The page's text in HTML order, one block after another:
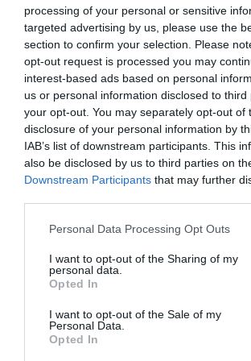
processing of your personal or sensitive
targeted advertising by us, please use the
section to confirm your selection. Please
opt-out request is processed you may
interest-based ads based on personal
us or personal information disclosed to
your opt-out. You may separately opt-out of
disclosure of your personal information by
IAB’s list of downstream participants. This
also be disclosed by us to third parties on
Downstream Participants that may further
Personal Data Processing Opt Outs
I want to opt-out of the Sharing of my
personal data.
Opted In
I want to opt-out of the Sale of my
Personal Data.
Opted In
los facultativos.
El Servicio Andaluz de Salud recibió
total de 13 laboratorios para algunas
formulaciones que se dispensarán en
andaluzas a partir del próximo mes de
resultaron seleccionados 11, de los
firmado cuatro, mientras que el resto
Abbot, UCB Pharma, Nycomed Pharma,
Bayer Hispania y Sanofi Aventis) no
acuerdos para los que se presentaron
voluntaria y para los que resultaron
Cabe destacar que el proceso de
abierto a todas las empresas y
fase, cuyo precio autorizado sea igual o
menor estipulado por el Ministerio.